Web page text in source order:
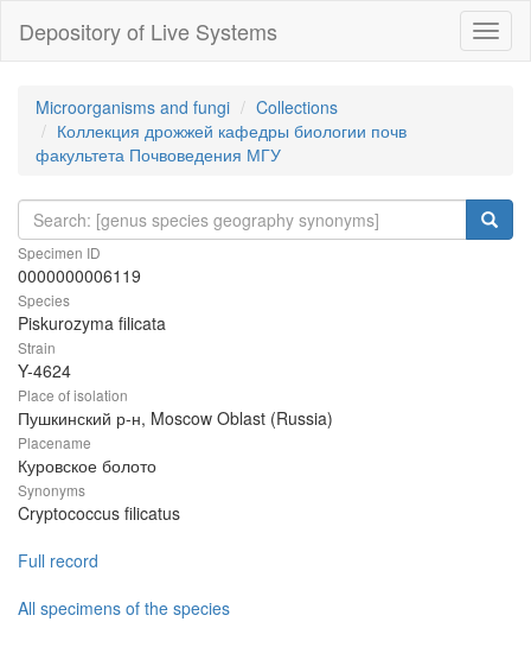
Depository of Live Systems
Microorganisms and fungi
Collections
Коллекция дрожжей кафедры биологии почв
факультета Почвоведения МГУ
Specimen ID
0000000006119
Species
Piskurozyma filicata
Strain
Y-4624
Place of isolation
Пушкинский р-н, Moscow Oblast (Russia)
Placename
Куровское болото
Synonyms
Cryptococcus filicatus
Full record
All specimens of the species